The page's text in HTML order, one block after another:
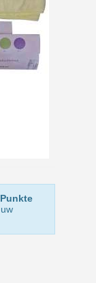
korting
vouchers
bestelling
korting